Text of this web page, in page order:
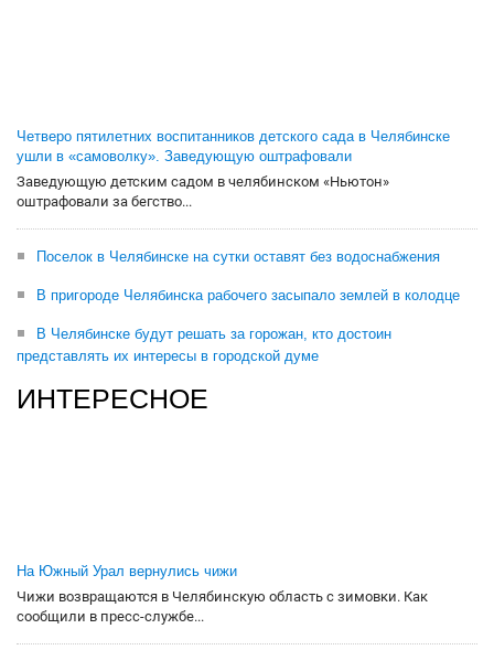
Четверо пятилетних воспитанников детского сада в Челябинске
ушли в «самоволку». Заведующую оштрафовали
Заведующую детским садом в челябинском «Ньютон»
оштрафовали за бегство...
Поселок в Челябинске на сутки оставят без водоснабжения
В пригороде Челябинска рабочего засыпало землей в колодце
В Челябинске будут решать за горожан, кто достоин
представлять их интересы в городской думе
ИНТЕРЕСНОЕ
На Южный Урал вернулись чижи
Чижи возвращаются в Челябинскую область с зимовки. Как
сообщили в пресс-службе...